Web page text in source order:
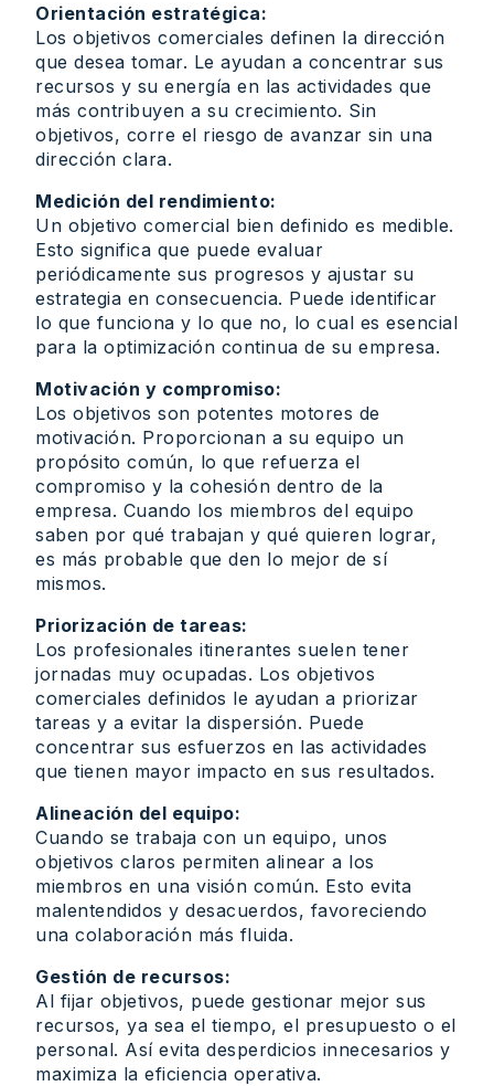
Orientación estratégica:
Los objetivos comerciales definen la dirección
que desea tomar. Le ayudan a concentrar sus
recursos y su energía en las actividades que
más contribuyen a su crecimiento. Sin
objetivos, corre el riesgo de avanzar sin una
dirección clara.
Medición del rendimiento:
Un objetivo comercial bien definido es medible.
Esto significa que puede evaluar
periódicamente sus progresos y ajustar su
estrategia en consecuencia. Puede identificar
lo que funciona y lo que no, lo cual es esencial
para la optimización continua de su empresa.
Motivación y compromiso:
Los objetivos son potentes motores de
motivación. Proporcionan a su equipo un
propósito común, lo que refuerza el
compromiso y la cohesión dentro de la
empresa. Cuando los miembros del equipo
saben por qué trabajan y qué quieren lograr,
es más probable que den lo mejor de sí
mismos.
Priorización de tareas:
Los profesionales itinerantes suelen tener
jornadas muy ocupadas. Los objetivos
comerciales definidos le ayudan a priorizar
tareas y a evitar la dispersión. Puede
concentrar sus esfuerzos en las actividades
que tienen mayor impacto en sus resultados.
Alineación del equipo:
Cuando se trabaja con un equipo, unos
objetivos claros permiten alinear a los
miembros en una visión común. Esto evita
malentendidos y desacuerdos, favoreciendo
una colaboración más fluida.
Gestión de recursos:
Al fijar objetivos, puede gestionar mejor sus
recursos, ya sea el tiempo, el presupuesto o el
personal. Así evita desperdicios innecesarios y
maximiza la eficiencia operativa.